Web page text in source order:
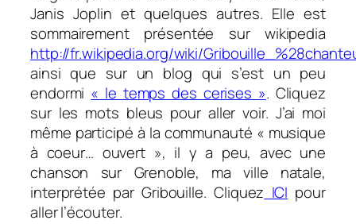
Janis Joplin et quelques autres. Elle est
sommairement présentée sur wikipedia
http://fr.wikipedia.org/wiki/
ainsi que sur un blog qui s’est un peu
endormi « le temps des cerises ». Cliquez
sur les mots bleus pour aller voir. J’ai moi
même participé à la communauté « musique
à coeur… ouvert », il y a peu, avec une
chanson sur Grenoble, ma ville natale,
interprétée par Gribouille. Cliquez ICI pour
aller l’écouter.